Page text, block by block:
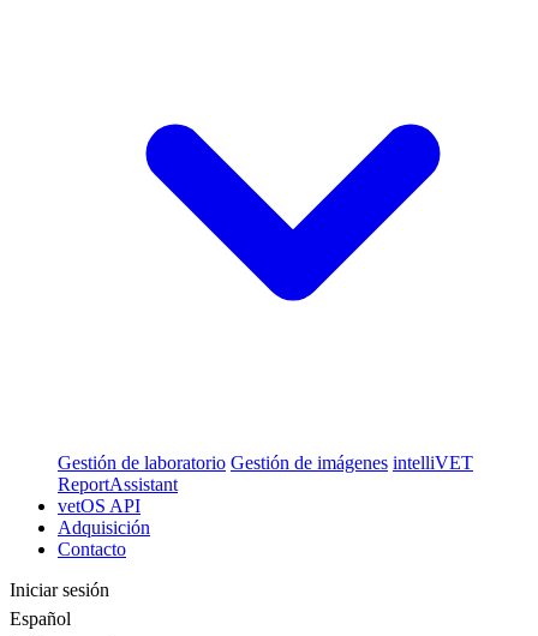
Gestión de laboratorio Gestión de imágenes intelliVET
ReportAssistant
vetOS API
Adquisición
Contacto
Iniciar sesión
Español